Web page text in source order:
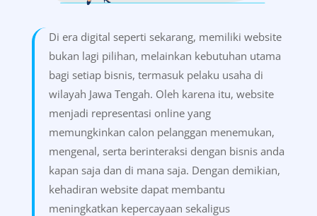
Di era digital seperti sekarang, memiliki website
bukan lagi pilihan, melainkan kebutuhan utama
bagi setiap bisnis, termasuk pelaku usaha di
wilayah Jawa Tengah. Oleh karena itu, website
menjadi representasi online yang
memungkinkan calon pelanggan menemukan,
mengenal, serta berinteraksi dengan bisnis anda
kapan saja dan di mana saja. Dengan demikian,
kehadiran website dapat membantu
meningkatkan kepercayaan sekaligus